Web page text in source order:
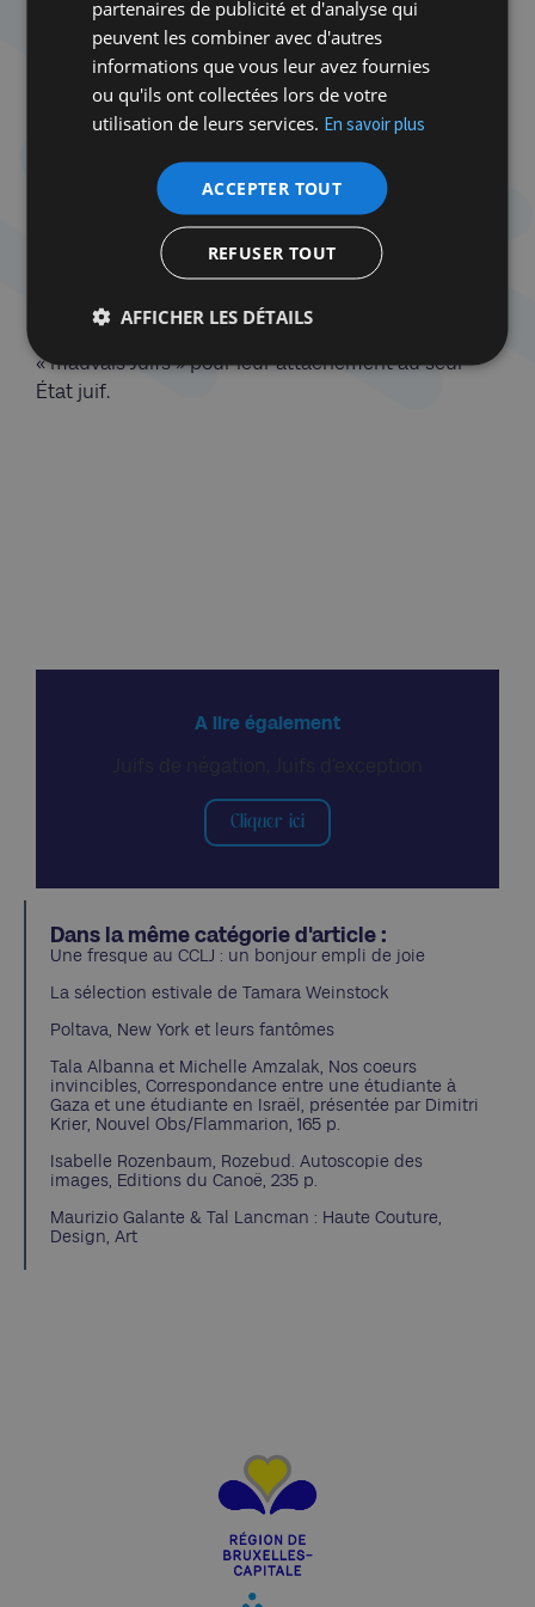
pas de conséquences désastreuses pour l’immense
majorité des Juifs d’Europe. En déclarant sans
cesse que l’antisémitisme trouve sa source dans le
soutien juif à Israël – systématiquement présenté
comme inconditionnel –, ou que l’antisémitisme ne
serait qu’une arme destinée à empêcher toute
critique du gouvernement israélien, ces
groupuscules antisionistes participent à
l’ostracisation des Juifs « sionistes ». Ils commettent
ainsi le pire : ils justifient objectivement
l’antisémitisme, posent des conditions à la lutte
« mauvais Juifs » pour leur attachement au seul
État juif.
A lire également
Cliquer ici
Dans la même catégorie d'article :
Une fresque au CCLJ : un bonjour empli de joie
La sélection estivale de Tamara Weinstock
Poltava, New York et leurs fantômes
Tala Albanna et Michelle Amzalak, Nos coeurs
invincibles, Correspondance entre une étudiante à
Gaza et une étudiante en Israël, présentée par Dimitri
Krier, Nouvel Obs/Flammarion, 165 p.
Isabelle Rozenbaum, Rozebud. Autoscopie des
images, Editions du Canoë, 235 p.
Maurizio Galante & Tal Lancman : Haute Couture,
Design, Art
partenaires de publicité et d'analyse qui
peuvent les combiner avec d'autres
informations que vous leur avez fournies
ou qu'ils ont collectées lors de votre
utilisation de leurs services. En savoir plus
ACCEPTER TOUT
REFUSER TOUT
AFFICHER LES DÉTAILS